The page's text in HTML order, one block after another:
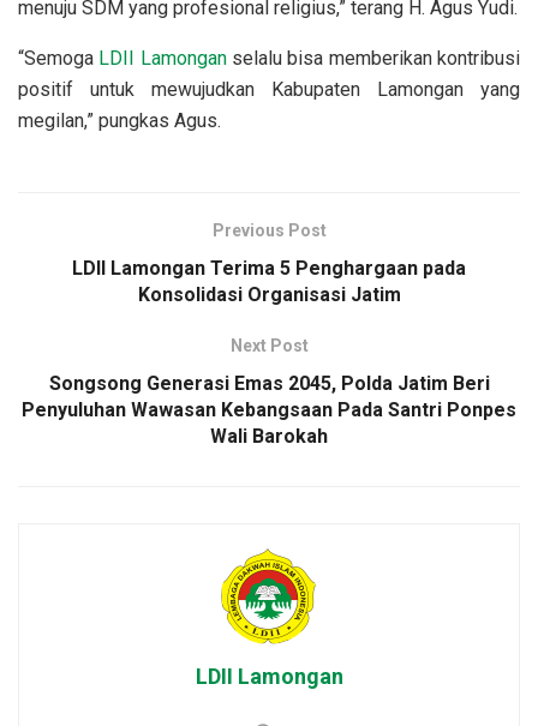
menuju SDM yang profesional religius,” terang H. Agus Yudi.
“Semoga LDII Lamonganselalu bisa memberikan kontribusi
positif untuk mewujudkan Kabupaten Lamongan yang
megilan,” pungkas Agus.
Previous Post
LDII Lamongan Terima 5 Penghargaan pada
Konsolidasi Organisasi Jatim
Next Post
Songsong Generasi Emas 2045, Polda Jatim Beri
Penyuluhan Wawasan Kebangsaan Pada Santri Ponpes
Wali Barokah
LDII Lamongan